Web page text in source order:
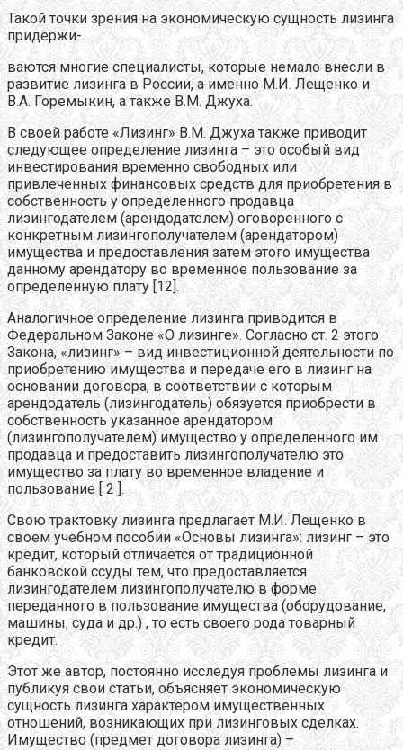
Такой точки зрения на экономическую сущность лизинга
придержи-
ваются многие специалисты, которые немало внесли в
развитие лизинга в России, а именно М.И. Лещенко и
В.А. Горемыкин, а также В.М. Джуха.
В своей работе «Лизинг» В.М. Джуха также приводит
следующее определение лизинга – это особый вид
инвестирования временно свободных или
привлеченных финансовых средств для приобретения в
собственность у определенного продавца
лизингодателем (арендодателем) оговоренного с
конкретным лизингополучателем (арендатором)
имущества и предоставления затем этого имущества
данному арендатору во временное пользование за
определенную плату [12].
Аналогичное определение лизинга приводится в
Федеральном Законе «О лизинге». Согласно ст. 2 этого
Закона, «лизинг» – вид инвестиционной деятельности по
приобретению имущества и передаче его в лизинг на
основании договора, в соответствии с которым
арендодатель (лизингодатель) обязуется приобрести в
собственность указанное арендатором
(лизингополучателем) имущество у определенного им
продавца и предоставить лизингополучателю это
имущество за плату во временное владение и
пользование [ 2 ].
Свою трактовку лизинга предлагает М.И. Лещенко в
своем учебном пособии «Основы лизинга»: лизинг – это
кредит, который отличается от традиционной
банковской ссуды тем, что предоставляется
лизингодателем лизингополучателю в форме
переданного в пользование имущества (оборудование,
машины, суда и др.) , то есть своего рода товарный
кредит.
Этот же автор, постоянно исследуя проблемы лизинга и
публикуя свои статьи, объясняет экономическую
сущность лизинга характером имущественных
отношений, возникающих при лизинговых сделках.
Имущество (предмет договора лизинга) –